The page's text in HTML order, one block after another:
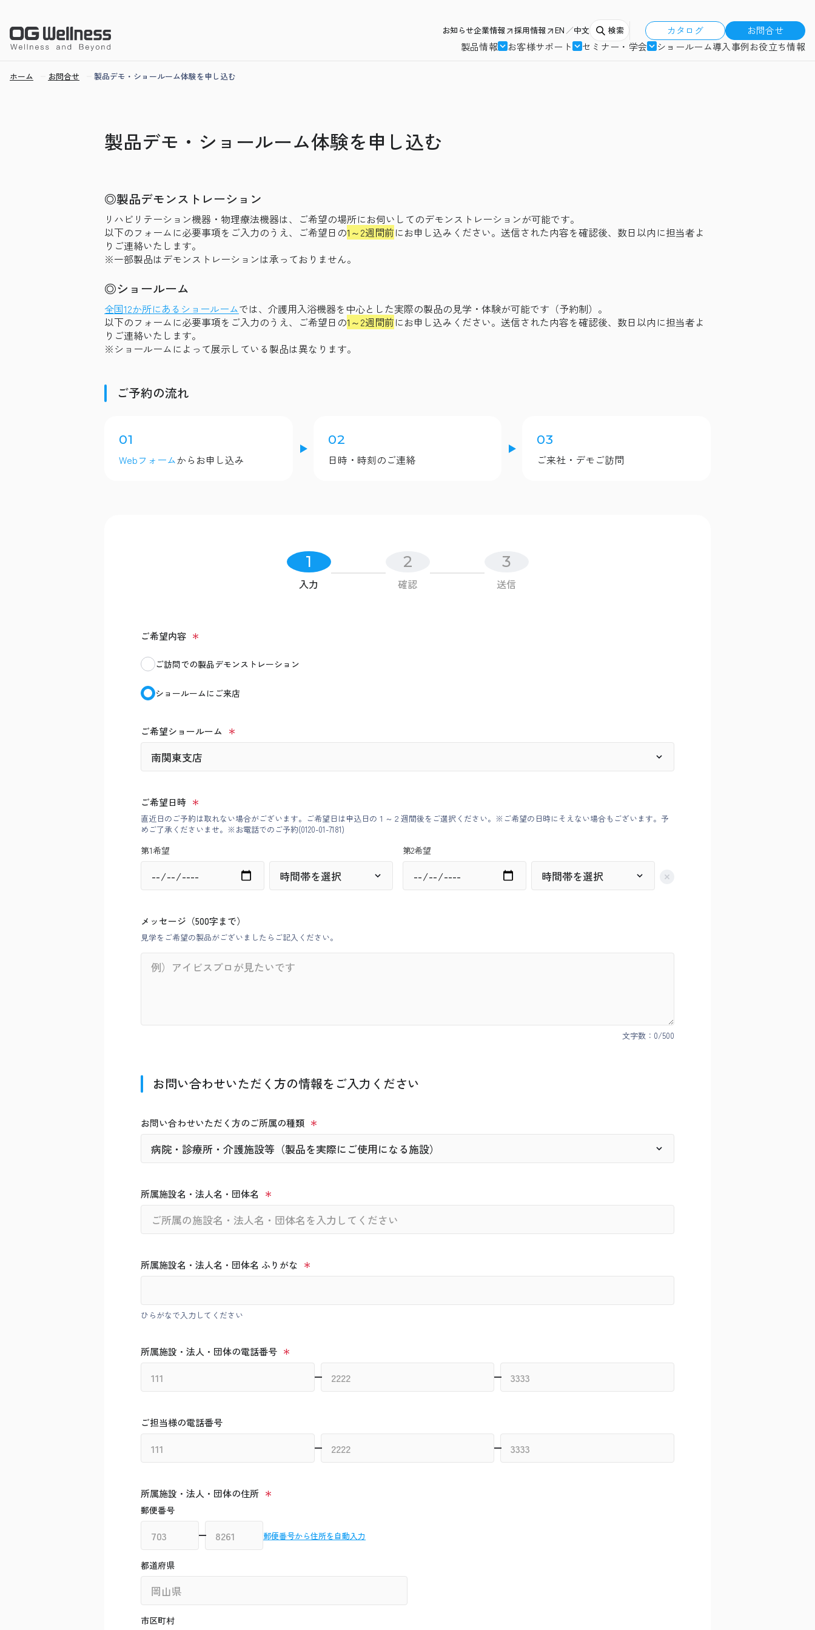
お知らせ企業情報 採用情報 EN 中文 検索 カタログ
お問合せ
製品情報
お客様サポート セミナー・学会 ショールーム導入事例お役立ち情報
ホーム お問合せ 製品デモ・ショールーム体験を申し込む
製品デモ・ショールーム体験を申し込む
◎製品デモンストレーション
リハビリテーション機器・物理療法機器は、ご希望の場所にお伺いしてのデモンストレーションが可能です。
以下のフォームに必要事項をご入力のうえ、ご希望日の1～2週間前にお申し込みください。送信された内容を確認後、数日以内に担当者よ
りご連絡いたします。
※一部製品はデモンストレーションは承っておりません。
◎ショールーム
全国12か所にあるショールームでは、介護用入浴機器を中心とした実際の製品の見学・体験が可能です（予約制）。
以下のフォームに必要事項をご入力のうえ、ご希望日の1～2週間前にお申し込みください。送信された内容を確認後、数日以内に担当者よ
りご連絡いたします。
※ショールームによって展示している製品は異なります。
ご予約の流れ
01
Webフォームからお申し込み
02
日時・時刻のご連絡
03
ご来社・デモご訪問
1
入力
2
確認
3
送信
ご希望内容
ご訪問での製品デモンストレーション
ショールームにご来店
ご希望ショールーム
ご希望日時
直近日のご予約は取れない場合がございます。ご希望日は申込日の１～２週間後をご選択ください。※ご希望の日時にそえない場合もございます。予
めご了承くださいませ。※お電話でのご予約(0120-01-7181)
第1希望 第2希望
メッセージ（500字まで）
見学をご希望の製品がございましたらご記入ください。
文字数： 0/500
お問い合わせいただく方の情報をご入力ください
お問い合わせいただく方のご所属の種類
所属施設名・法人名・団体名
所属施設名・法人名・団体名 ふりがな
ひらがなで入力してください
所属施設・法人・団体の電話番号
ご担当様の電話番号
所属施設・法人・団体の住所
郵便番号
郵便番号から住所を自動入力
都道府県
市区町村